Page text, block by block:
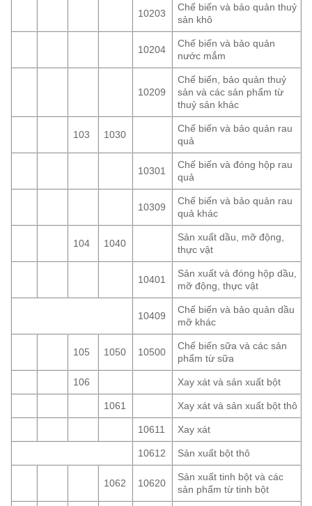
10203
Chế biến và bảo quản thuỷ
sản khô
10204
Chế biến và bảo quản
nước mắm
10209
Chế biến, bảo quản thuỷ
sản và các sản phẩm từ
thuỷ sản khác
103 1030
Chế biến và bảo quản rau
quả
10301
Chế biến và đóng hộp rau
quả
10309
Chế biến và bảo quản rau
quả khác
104 1040
Sản xuất dầu, mỡ động,
thực vật
10401
Sản xuất và đóng hộp dầu,
mỡ động, thực vật
10409
Chế biến và bảo quản dầu
mỡ khác
105 1050 10500
Chế biến sữa và các sản
phẩm từ sữa
106 Xay xát và sản xuất bột
1061 Xay xát và sản xuất bột thô
10611 Xay xát
10612 Sản xuất bột thô
1062 10620
Sản xuất tinh bột và các
sản phẩm từ tinh bột